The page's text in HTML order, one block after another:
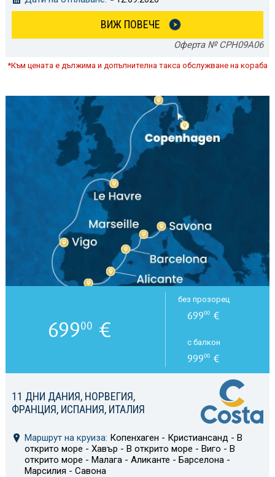
ВИЖ ПОВЕЧЕ
Оферта № CPH09A06
*Към цената е дължима и допълнителна такса обслужване на кораба
11 ДНИ ДАНИЯ, НОРВЕГИЯ,
ФРАНЦИЯ, ИСПАНИЯ, ИТАЛИЯ
Маршрут на круиза: Копенхаген - Кристиансанд - В
открито море - Хавър - В открито море - Виго - В
открито море - Малага - Аликанте - Барселона -
Марсилия - Савона
69900 €
без прозорец
69900 €
с балкон
99900 €